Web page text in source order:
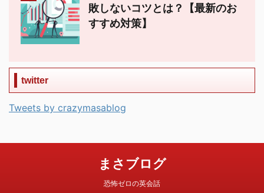
敗しないコツとは？【最新のお
すすめ対策】
twitter
Tweets by crazymasablog
まさブログ
恐怖ゼロの英会話